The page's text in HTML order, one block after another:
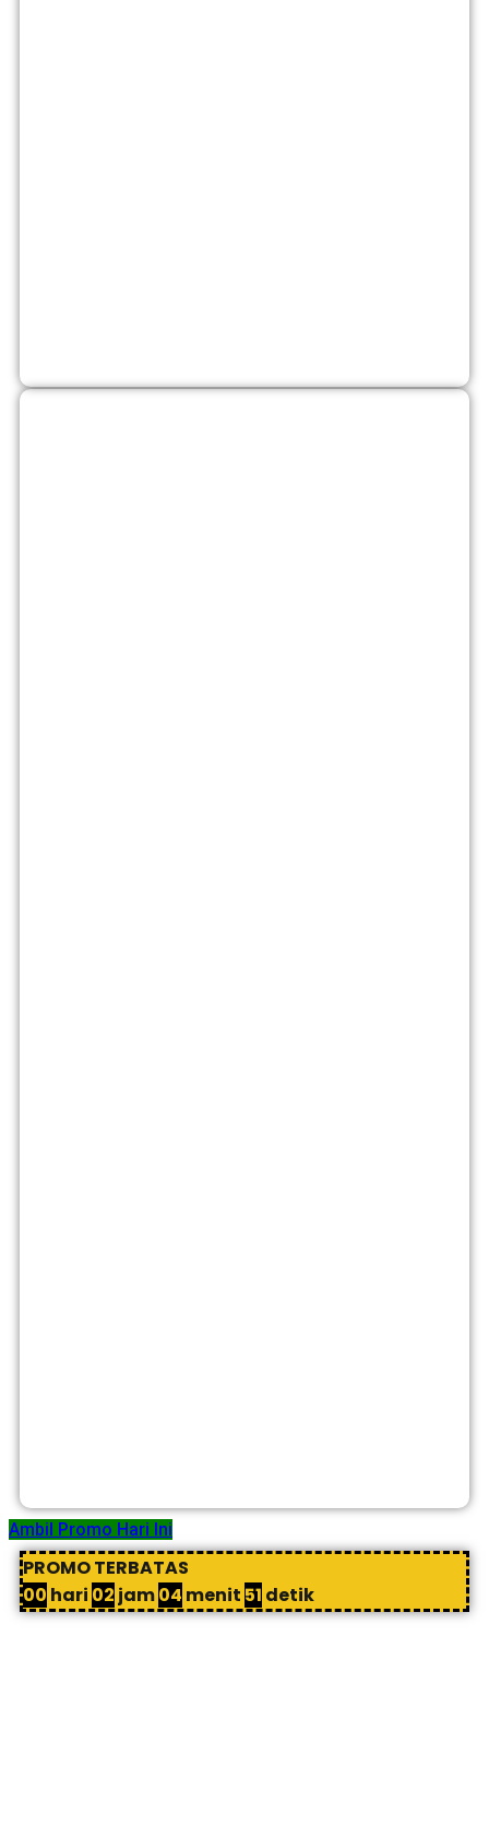
Ambil Promo Hari Ini
PROMO TERBATAS
00 hari 02 jam04 menit 50detik